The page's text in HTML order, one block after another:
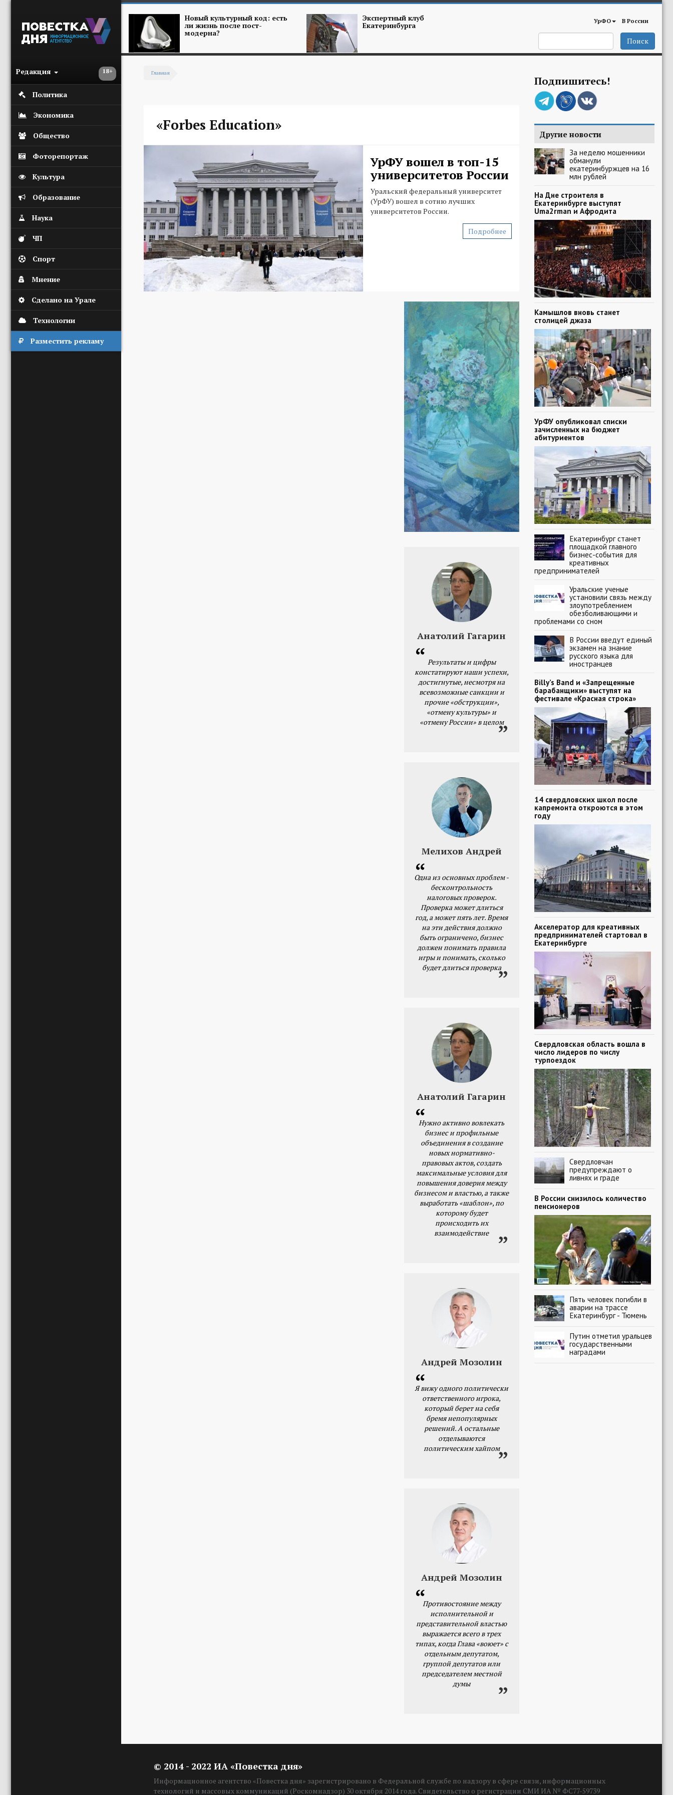
18+
Редакция
Политика
Экономика
Общество
Фоторепортаж
Культура
Образование
Наука
ЧП
Спорт
Мнение
Сделано на Урале
Технологии
Разместить рекламу
Новый культурный код: есть
ли жизнь после пост-
модерна?
Экспертный клуб
Екатеринбурга УрФО В России
Поиск
Главная
«Forbes Education»
УрФУ вошел в топ-15
университетов России
Уральский федеральный университет
(УрФУ) вошел в сотню лучших
университетов России.
Подробнее
Анатолий Гагарин
Результаты и цифры
констатируют наши успехи,
достигнутые, несмотря на
всевозможные санкции и
прочие «обструкции»,
«отмену культуры» и
«отмену России» в целом
Мелихов Андрей
Одна из основных проблем -
бесконтрольность
налоговых проверок.
Проверка может длиться
год, а может пять лет. Время
на эти действия должно
быть ограничено, бизнес
должен понимать правила
игры и понимать, сколько
будет длиться проверка
Анатолий Гагарин
Нужно активно вовлекать
бизнес и профильные
объединения в создание
новых нормативно-
правовых актов, создать
максимальные условия для
повышения доверия между
бизнесом и властью, а также
выработать «шаблон», по
которому будет
происходить их
взаимодействие
Андрей Мозолин
Я вижу одного политически
ответственного игрока,
который берет на себя
бремя непопулярных
решений. А остальные
отделываются
политическим хайпом
Андрей Мозолин
Противостояние между
исполнительной и
представительной властью
выражается всего в трех
типах, когда Глава «воюет» с
отдельным депутатом,
группой депутатов или
председателем местной
думы
Подпишитесь!
Другие новости
За неделю мошенники
обманули
екатеринбуржцев на 16
млн рублей
На Дне строителя в
Екатеринбурге выступят
Uma2rman и Афродита
Камышлов вновь станет
столицей джаза
УрФУ опубликовал списки
зачисленных на бюджет
абитуриентов
Екатеринбург станет
площадкой главного
бизнес-события для
креативных
предпринимателей
Уральские ученые
установили связь между
злоупотреблением
обезболивающими и
проблемами со сном
В России введут единый
экзамен на знание
русского языка для
иностранцев
Billy’s Band и «Запрещенные
барабанщики» выступят на
фестивале «Красная строка»
14 свердловских школ после
капремонта откроются в этом
году
Акселератор для креативных
предпринимателей стартовал в
Екатеринбурге
Свердловская область вошла в
число лидеров по числу
турпоездок
Свердловчан
предупреждают о
ливнях и граде
В России снизилось количество
пенсионеров
Пять человек погибли в
аварии на трассе
Екатеринбург - Тюмень
Путин отметил уральцев
государственными
наградами
© 2014 - 2022 ИА «Повестка дня»
Информационное агентство «Повестка дня» зарегистрировано в Федеральной службе по надзору в сфере связи, информационных
технологий и массовых коммуникаций (Роскомнадзор) 30 октября 2014 года. Свидетельство о регистрации СМИ ИА № ФС77-59739